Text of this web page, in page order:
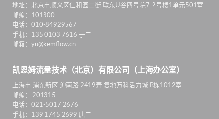
地址：北京市顺义区仁和园二街 联东U谷四号院7-2号楼1单元501室
邮编：101300
电话：010-84929567
手机：135 0103 7616 于工
邮箱：yu@kemflow.cn
凯恩姆流量技术（北京）有限公司（上海办公室）
上海市 浦东新区 沪南路 2419弄 复地万科活力城 B栋1012室
邮编： 201315
电话：021-5017 2676
手机：139 1745 2699 唐工